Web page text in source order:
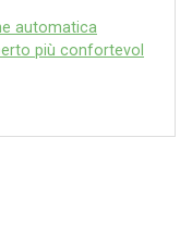
automatica
più confortevol